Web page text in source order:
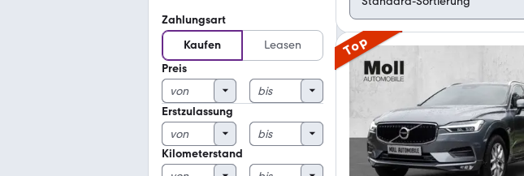
Zahlungsart
Kaufen
Leasen
Preis
Erstzulassung
Kilometerstand
Top